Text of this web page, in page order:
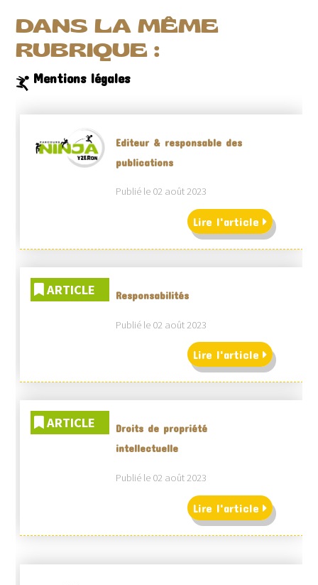
DANS LA MÊME
RUBRIQUE :
Mentions légales
Editeur & responsable des
publications
Publié le 02 août 2023
Lire l'article
ARTICLE Responsabilités
Publié le 02 août 2023
Lire l'article
ARTICLE
Droits de propriété
intellectuelle
Publié le 02 août 2023
Lire l'article